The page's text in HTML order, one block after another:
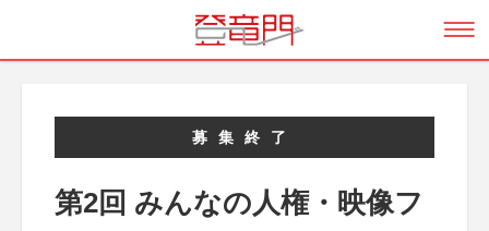
募集終了
第2回 みんなの人権・映像フ